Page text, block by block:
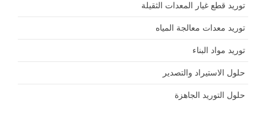
توريد قطع غيار المعدات الثقيلة
توريد معدات معالجة المياه
توريد مواد البناء
حلول الاستيراد والتصدير
حلول التوريد الجاهزة